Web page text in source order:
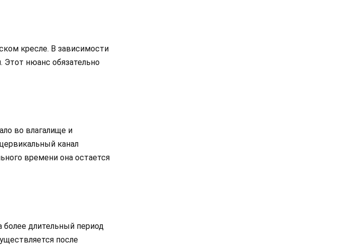
кресле. В зависимости
Этот нюанс обязательно
во влагалище и
канал
времени она остается
длительный период
после